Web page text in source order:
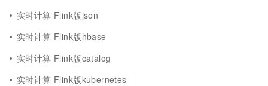
实时计算 Flink版json
实时计算 Flink版hbase
实时计算 Flink版catalog
实时计算 Flink版kubernetes